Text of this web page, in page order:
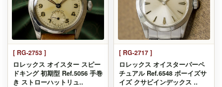
[ RG-2753 ]
ロレックス オイスター スピー
ドキング 初期型 Ref.5056 手巻
き ストローハットリュ..
[ RG-2717 ]
ロレックス オイスターパーペ
チュアル Ref.6548 ボーイズサ
イズ クサビインデックス ..